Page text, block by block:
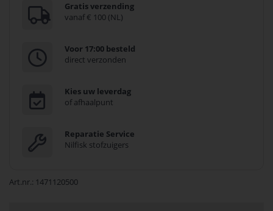
Gratis verzending
vanaf € 100 (NL)
Voor 17:00 besteld
direct verzonden
Kies uw leverdag
of afhaalpunt
Reparatie Service
Nilfisk stofzuigers
Art.nr. 1471120500